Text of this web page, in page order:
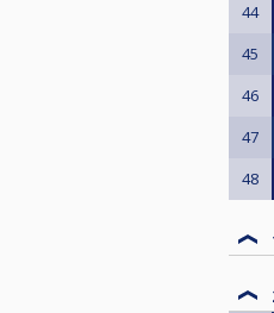
44
45
46
47
48